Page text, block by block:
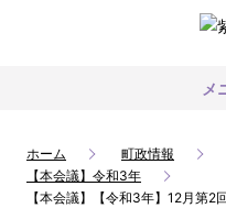
メ
ホーム 町政情報
【本会議】令和3年
【本会議】【令和3年】12月第2